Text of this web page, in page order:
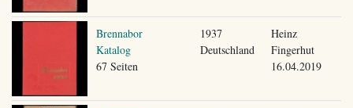
Brennabor
Katalog
67 Seiten
1937
Deutschland
Heinz
Fingerhut
16.04.2019